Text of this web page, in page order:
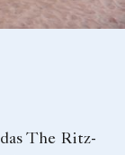
The Ritz-